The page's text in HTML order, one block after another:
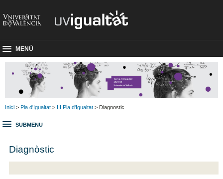
MENÚ
Inici > Pla d'Igualtat > III Pla d'Igualtat > Diagnostic
SUBMENU
Diagnòstic